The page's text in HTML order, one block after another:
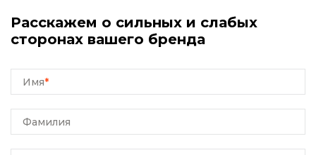
Расскажем о сильных и слабых
сторонах вашего бренда
Имя*
Фамилия